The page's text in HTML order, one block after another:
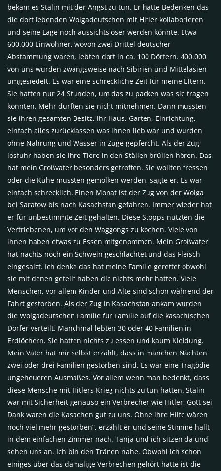
bekam es Stalin mit der Angst zu tun. Er hatte Bedenken das
die dort lebenden Wolgadeutschen mit Hitler kollaborieren
und seine Lage noch aussichtsloser werden könnte. Etwa
600.000 Einwohner, wovon zwei Drittel deutscher
Abstammung waren, lebten dort in ca. 100 Dörfern. 400.000
von uns wurden zwangsweise nach Sibirien und Mittelasien
umgesiedelt. Es war eine schreckliche Zeit für meine Eltern.
Sie hatten nur 24 Stunden, um das zu packen was sie tragen
konnten. Mehr durften sie nicht mitnehmen. Dann mussten
sie ihren gesamten Besitz, ihr Haus, Garten, Einrichtung,
einfach alles zurücklassen was ihnen lieb war und wurden
ohne Nahrung und Wasser in Züge gepfercht. Als der Zug
losfuhr haben sie ihre Tiere in den Ställen brüllen hören. Das
hat mein Großvater besonders getroffen. Sie wollten fressen
oder die Kühe mussten gemolken werden, sagte er. Es war
einfach schrecklich. Einen Monat ist der Zug von der Wolga
bei Saratow bis nach Kasachstan gefahren. Immer wieder hat
er für unbestimmte Zeit gehalten. Diese Stopps nutzten die
Vertriebenen, um vor den Waggongs zu kochen. Viele von
ihnen haben etwas zu Essen mitgenommen. Mein Großvater
hat nachts noch ein Schwein geschlachtet und das Fleisch
eingesalzt. Ich denke das hat meine Familie gerettet obwohl
sie mit denen geteilt haben die nichts mehr hatten. Viele
Menschen, vor allem Kinder und Alte sind schon während der
Fahrt gestorben. Als der Zug in Kasachstan ankam wurden
die Wolgadeutschen Familie für Familie auf die kasachischen
Dörfer verteilt. Manchmal lebten 30 oder 40 Familien in
Erdlöchern. Sie hatten nichts zu essen und kaum Kleidung.
Mein Vater hat mir selbst erzählt, dass in manchen Nächten
zwei oder drei Familien gestorben sind. Es war eine Tragödie
ungeheueren Ausmaßes. Vor allem wenn man bedenkt, dass
diese Mensche mit Hitlers Krieg nichts zu tun hatten. Stalin
war mit Sicherheit genauso ein Verbrecher wie Hitler. Gott sei
Dank waren die Kasachen gut zu uns. Ohne ihre Hilfe wären
noch viel mehr gestorben”, erzählt er und seine Stimme hallt
in dem einfachen Zimmer nach. Tanja und ich sitzen da und
sehen uns an. Ich bin den Tränen nahe. Obwohl ich schon
einiges über das damalige Verbrechen gehört hatte ist die